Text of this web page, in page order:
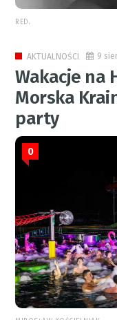
RED.
AKTUALNOŚCI 9
Wakacje na
Morska
party
0